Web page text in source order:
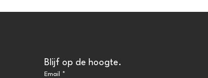
Blijf op de hoogte.
Email *